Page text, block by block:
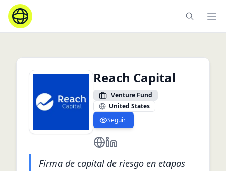
Reach Capital
Venture Fund
United States
Seguir
https://www.reachcapital.com/
https://www.linkedin.com/
Firma de capital de riesgo en etapas